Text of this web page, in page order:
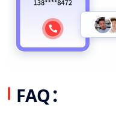
FAQ：